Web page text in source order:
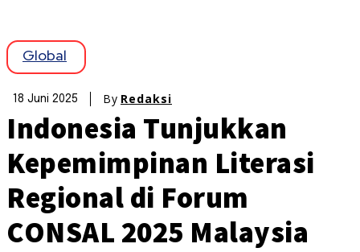
Global
18 Juni 2025 By Redaksi
Indonesia Tunjukkan
Kepemimpinan Literasi
Regional di Forum
CONSAL 2025 Malaysia